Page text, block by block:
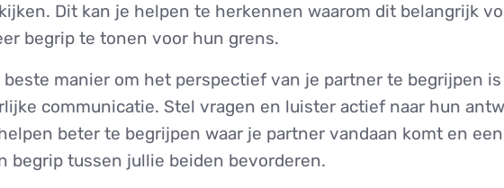
Dit kan je helpen te herkennen waarom dit belangrijk
begrip te tonen voor hun grens.
beste manier om het perspectief van je partner te begrijpen
communicatie. Stel vragen en luister actief naar hun
beter te begrijpen waar je partner vandaan komt en
begrip tussen jullie beiden bevorderen.